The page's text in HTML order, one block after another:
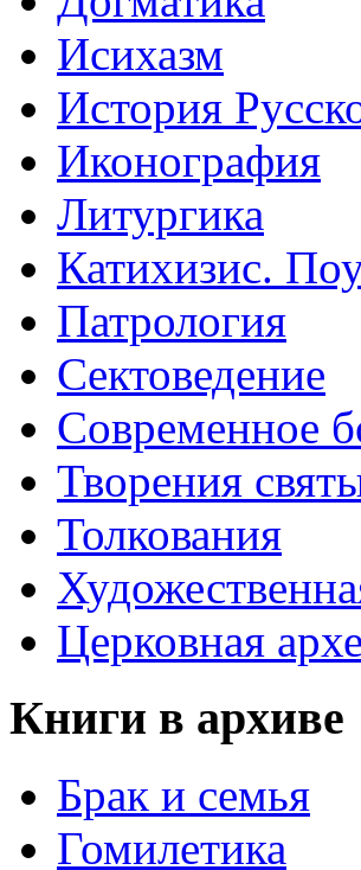
Исихазм
История
Иконография
Литургика
Катихизис.
Патрология
Сектоведение
Современное
Творения
Толкования
Церковная
Книги в архиве
Брак и семья
Гомилетика